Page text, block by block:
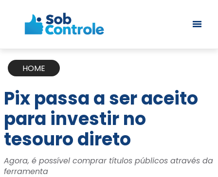
HOME
Pix passa a ser aceito
para investir no
tesouro direto
Agora, é possível comprar títulos públicos através da
ferramenta